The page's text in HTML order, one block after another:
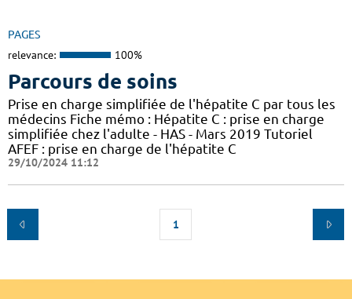
PAGES
relevance: 100%
Parcours de soins
Prise en charge simplifiée de l'hépatite C par tous les
médecins Fiche mémo : Hépatite C : prise en charge
simplifiée chez l'adulte - HAS - Mars 2019 Tutoriel
AFEF : prise en charge de l'hépatite C
29/10/2024 11:12
1